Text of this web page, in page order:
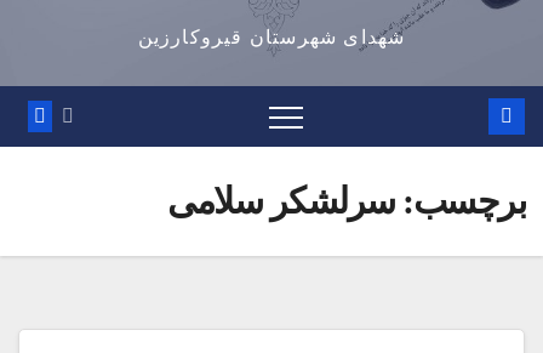
شهدای شهرستان قیروکارزین
برچسب:سرلشکر سلامی